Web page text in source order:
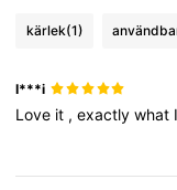
kärlek(1)
I***i
Love it ,exactlywhat